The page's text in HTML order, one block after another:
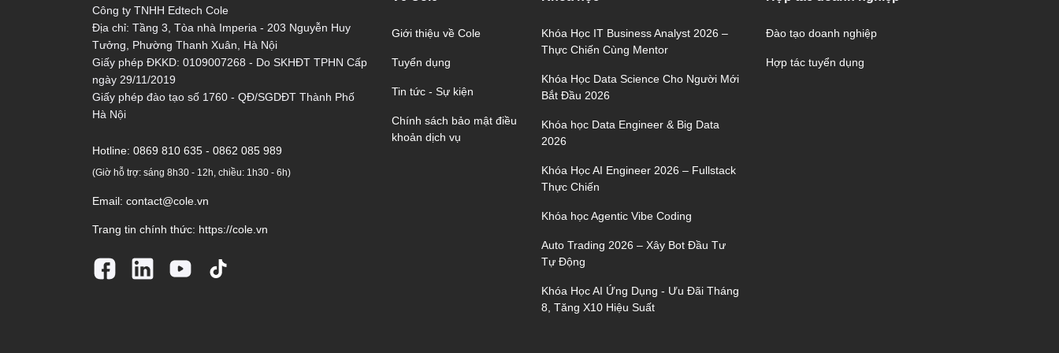
Công ty TNHH Edtech Cole
Địa chỉ: Tầng 3, Tòa nhà Imperia - 203 Nguyễn Huy
Tưởng, Phường Thanh Xuân, Hà Nội
Giấy phép ĐKKD: 0109007268 - Do SKHĐT TPHN Cấp
ngày 29/11/2019
Giấy phép đào tạo số 1760 - QĐ/SGDĐT Thành Phố
Hà Nội
Hotline: 0869 810 635 - 0862 085 989
(Giờ hỗ trợ: sáng 8h30 - 12h, chiều: 1h30 - 6h)
Email: contact@cole.vn
Trang tin chính thức: https://cole.vn
Giới thiệu về Cole
Tuyển dụng
Tin tức - Sự kiện
Chính sách bảo mật điều
khoản dịch vụ
Khóa Học IT Business Analyst 2026 –
Thực Chiến Cùng Mentor
Khóa Học Data Science Cho Người Mới
Bắt Đầu 2026
Khóa học Data Engineer & Big Data
2026
Khóa Học AI Engineer 2026 – Fullstack
Thực Chiến
Khóa học Agentic Vibe Coding
Auto Trading 2026 – Xây Bot Đầu Tư
Tự Động
Khóa Học AI Ứng Dụng - Ưu Đãi Tháng
8, Tăng X10 Hiệu Suất
Đào tạo doanh nghiệp
Hợp tác tuyển dụng